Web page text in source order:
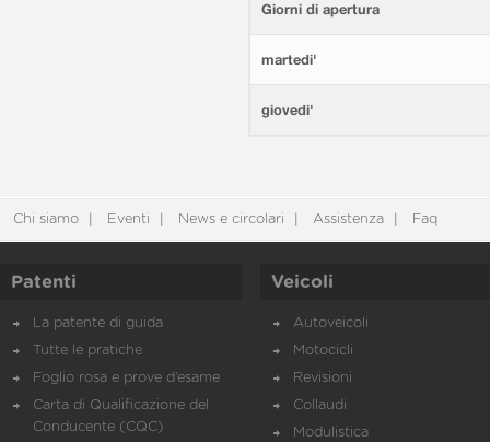
Giorni di apertura
martedi'
giovedi'
Chi siamo Eventi News e circolari Assistenza Faq
Patenti
La patente di guida
Tutte le pratiche
Foglio rosa e prove d’esame
Carta di Qualificazione del
Conducente (CQC)
Veicoli
Autoveicoli
Motocicli
Revisioni
Collaudi
Modulistica